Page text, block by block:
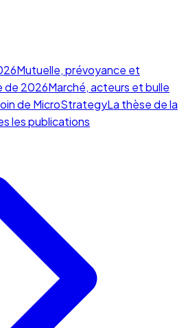
Mutuelle, prévoyance et
de 2026Marché, acteurs et bulle
de MicroStrategyLa thèse de la
les publications